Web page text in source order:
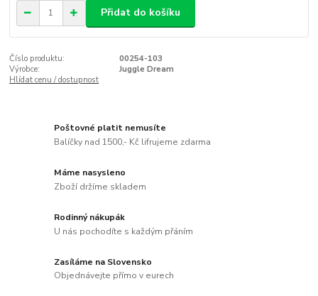
Přidat do košíku
Číslo produktu:
00254-103
Výrobce:
Juggle Dream
Hlídat cenu / dostupnost
Poštovné platit nemusíte
Balíčky nad 1500,- Kč lifrujeme zdarma
Máme nasysleno
Zboží držíme skladem
Rodinný nákupák
U nás pochodíte s každým přáním
Zasíláme na Slovensko
Objednávejte přímo v eurech